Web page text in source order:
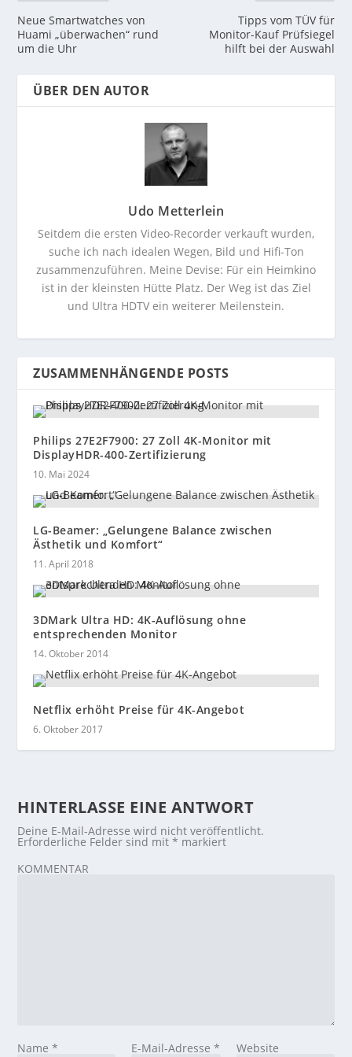
Neue Smartwatches von
Huami „überwachen“ rund
um die Uhr
Tipps vom TÜV für
Monitor-Kauf Prüfsiegel
hilft bei der Auswahl
ÜBER DEN AUTOR
Udo Metterlein
Seitdem die ersten Video-Recorder verkauft wurden,
suche ich nach idealen Wegen, Bild und Hifi-Ton
zusammenzuführen. Meine Devise: Für ein Heimkino
ist in der kleinsten Hütte Platz. Der Weg ist das Ziel
und Ultra HDTV ein weiterer Meilenstein.
ZUSAMMENHÄNGENDE POSTS
Philips 27E2F7900: 27 Zoll 4K-Monitor mit
DisplayHDR-400-Zertifizierung
10. Mai 2024
LG-Beamer: „Gelungene Balance zwischen
Ästhetik und Komfort“
11. April 2018
3DMark Ultra HD: 4K-Auflösung ohne
entsprechenden Monitor
14. Oktober 2014
Netflix erhöht Preise für 4K-Angebot
6. Oktober 2017
HINTERLASSE EINE ANTWORT
Deine E-Mail-Adresse wird nicht veröffentlicht.
Erforderliche Felder sind mit* markiert
KOMMENTAR
Name* E-Mail-Adresse * Website